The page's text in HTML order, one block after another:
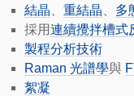
結晶
重結晶 多
採用連續攪拌槽式
製程分析技術
Raman 光譜學與
絮凝